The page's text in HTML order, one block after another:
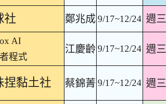
社 鄭兆成 9/17~12/24 週三
AI
程式
江慶齡 9/17~12/24 週三
捏黏土社 蔡錦菁 9/17~12/24 週三